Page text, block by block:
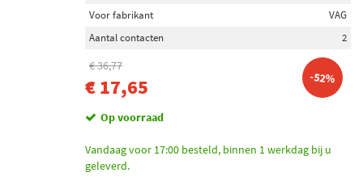
Voor fabrikant
VAG
Aantal contacten
2
€ 36,77
€ 17,65 -52%
Op voorraad
Vandaag voor 17:00 besteld, binnen 1 werkdag bij u
geleverd.